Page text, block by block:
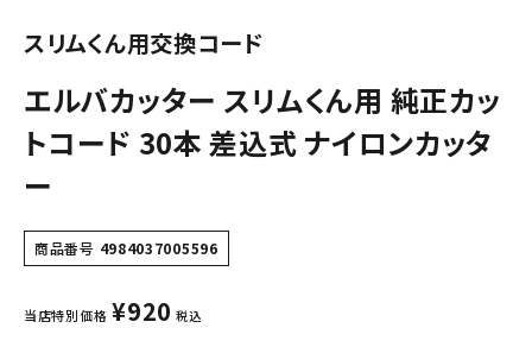
スリムくん用交換コード
エルバカッター スリムくん用 純正カッ
トコード 30本 差込式 ナイロンカッタ
ー
商品番号 4984037005596
当店特別価格 ¥920 税込